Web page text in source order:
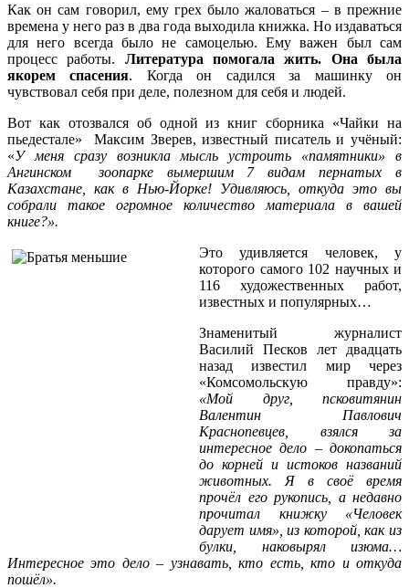
Как он сам говорил, ему грех было жаловаться – в прежние
времена у него раз в два года выходила книжка. Но издаваться
для него всегда было не самоцелью. Ему важен был сам
процесс работы. Литература помогала жить. Она была
якорем спасения. Когда он садился за машинку он
чувствовал себя при деле, полезном для себя и людей.
Вот как отозвался об одной из книг сборника «Чайки на
пьедестале» Максим Зверев, известный писатель и учёный:
«У меня сразу возникла мысль устроить «памятники» в
Ангинском зоопарке вымершим 7 видам пернатых в
Казахстане, как в Нью-Йорке! Удивляюсь, откуда это вы
собрали такое огромное количество материала в вашей
книге?».
Это удивляется человек, у
которого самого 102 научных и
116 художественных работ,
известных и популярных…
Знаменитый журналист
Василий Песков лет двадцать
назад известил мир через
«Комсомольскую правду»:
«Мой друг, псковитянин
Валентин Павлович
Краснопевцев, взялся за
интересное дело – докопаться
до корней и истоков названий
животных. Я в своё время
прочёл его рукопись, а недавно
прочитал книжку «Человек
дарует имя», из которой, как из
булки, наковырял изюма…
Интересное это дело – узнавать, кто есть, кто и откуда
пошёл».